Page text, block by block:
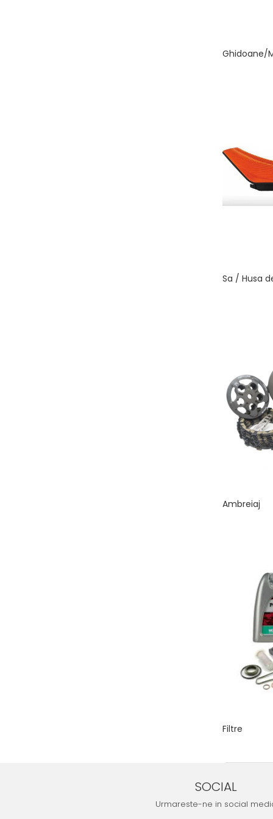
Ghidoane/
Sa / Husa
Ambreiaj
Filtre
SOCIAL
Urmareste-ne in social